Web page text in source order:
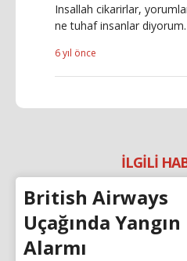
Insallah cikarirlar,
ne tuhaf insanlar
6 yıl önce
İLGİLİ
British Airways
Uçağında Yangın
Alarmı